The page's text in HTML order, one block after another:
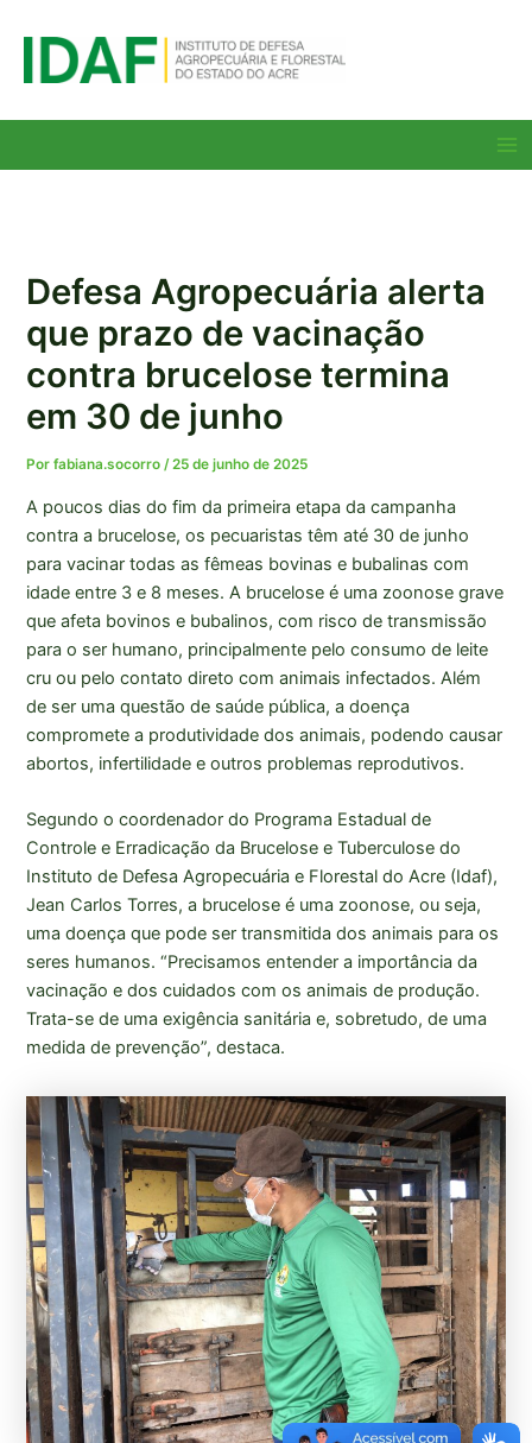
para
Defesa Agropecuária alerta
que prazo de vacinação
contra brucelose termina
em 30 de junho
Porfabiana.socorro/25 de junho de 2025
A poucos dias do fim da primeira etapa da campanha
contra a brucelose, os pecuaristas têm até 30 de junho
para vacinar todas as fêmeas bovinas e bubalinas com
idade entre 3 e 8 meses. A brucelose é uma zoonose grave
que afeta bovinos e bubalinos, com risco de transmissão
para o ser humano, principalmente pelo consumo de leite
cru ou pelo contato direto com animais infectados. Além
de ser uma questão de saúde pública, a doença
compromete a produtividade dos animais, podendo causar
abortos, infertilidade e outros problemas reprodutivos.
Segundo o coordenador do Programa Estadual de
Controle e Erradicação da Brucelose e Tuberculose do
Instituto de Defesa Agropecuária e Florestal do Acre (Idaf),
Jean Carlos Torres, a brucelose é uma zoonose, ou seja,
uma doença que pode ser transmitida dos animais para os
seres humanos. “Precisamos entender a importância da
vacinação e dos cuidados com os animais de produção.
Trata-se de uma exigência sanitária e, sobretudo, de uma
medida de prevenção”, destaca.